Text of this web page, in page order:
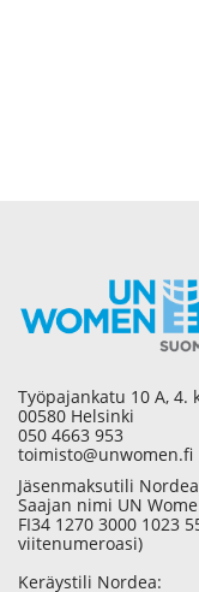
Työpajankatu 10 A, 4.
00580 Helsinki
050 4663 953
toimisto@unwomen.fi
Jäsenmaksutili
Saajan nimi UN
FI34 1270 3000 1023
viitenumeroasi)
Keräystili Nordea: